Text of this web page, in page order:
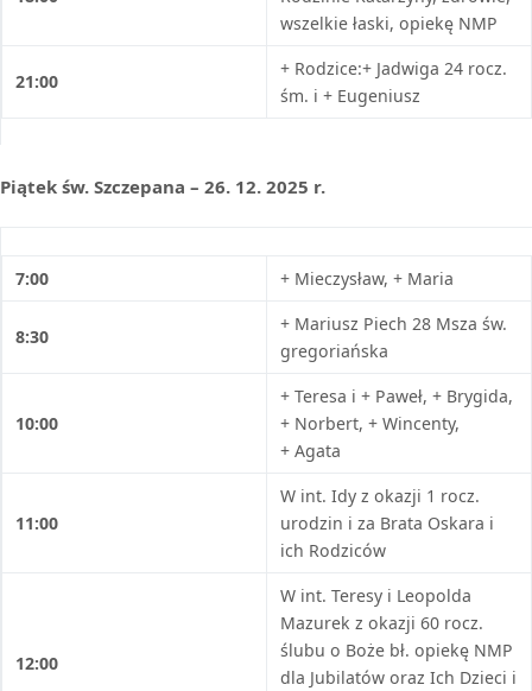
wszelkie łaski, opiekę NMP
21:00
+ Rodzice:+ Jadwiga 24 rocz.
śm. i + Eugeniusz
Piątek św. Szczepana – 26. 12. 2025 r.
7:00 + Mieczysław, + Maria
8:30
+ Mariusz Piech 28 Msza św.
gregoriańska
10:00
+ Teresa i + Paweł, + Brygida,
+ Norbert, + Wincenty,
+ Agata
11:00
W int. Idy z okazji 1 rocz.
urodzin i za Brata Oskara i
ich Rodziców
12:00
W int. Teresy i Leopolda
Mazurek z okazji 60 rocz.
ślubu o Boże bł. opiekę NMP
dla Jubilatów oraz Ich Dzieci i